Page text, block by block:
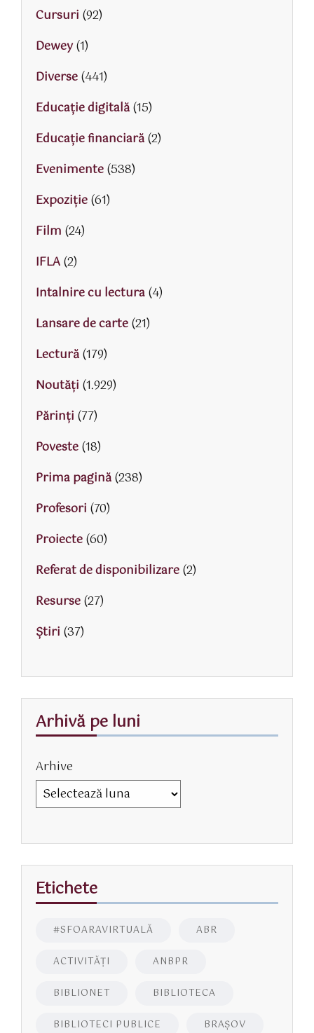
Cursuri (92)
Dewey(1)
Diverse(441)
Educaţie digitală(15)
Educaţie financiară(2)
Evenimente(538)
Expoziție(61)
Film (24)
IFLA(2)
Intalnire cu lectura(4)
Lansare de carte(21)
Lectură(179)
Noutăți (1.929)
Părinţi (77)
Poveste(18)
Prima pagină(238)
Profesori (70)
Proiecte(60)
Referat de disponibilizare(2)
Resurse(27)
Știri (37)
Arhivă pe luni
Arhive
Etichete
#SFOARAVIRTUALĂ ABR
ACTIVITĂŢI ANBPR
BIBLIONET BIBLIOTECA
BIBLIOTECI PUBLICE BRAŞOV